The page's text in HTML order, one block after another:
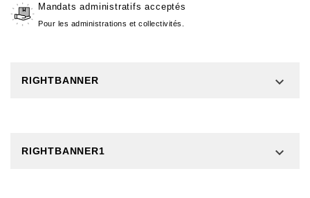
Mandats administratifs acceptés
Pour les administrations et collectivités.
RIGHTBANNER 
RIGHTBANNER1 